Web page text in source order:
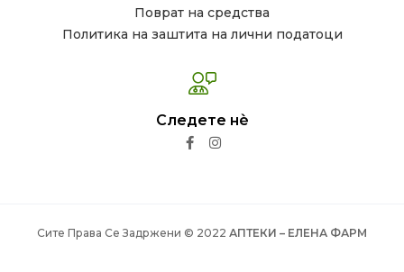
Поврат на средства
Политика на заштита на лични податоци
Следете нѐ
Сите Права Се Задржени © 2022 АПТЕКИ – ЕЛЕНА ФАРМ